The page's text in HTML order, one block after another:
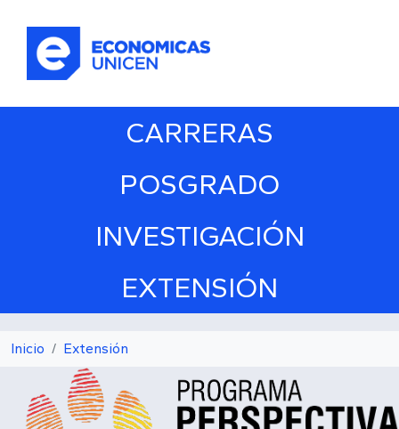
CARRERAS
POSGRADO
INVESTIGACIÓN
EXTENSIÓN
Inicio Extensión